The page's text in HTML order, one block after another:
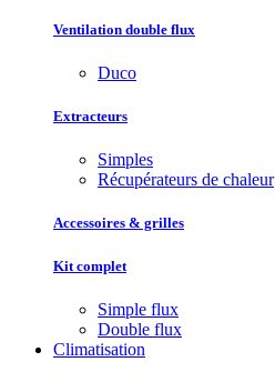
Ventilation double flux
Duco
Extracteurs
Simples
Récupérateurs de chaleur
Accessoires & grilles
Kit complet
Simple flux
Double flux
Climatisation